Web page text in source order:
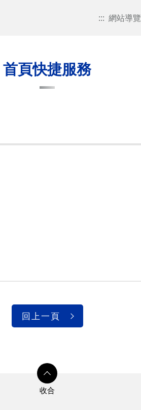
::: 網站導覽
首頁快捷服務
回上一頁